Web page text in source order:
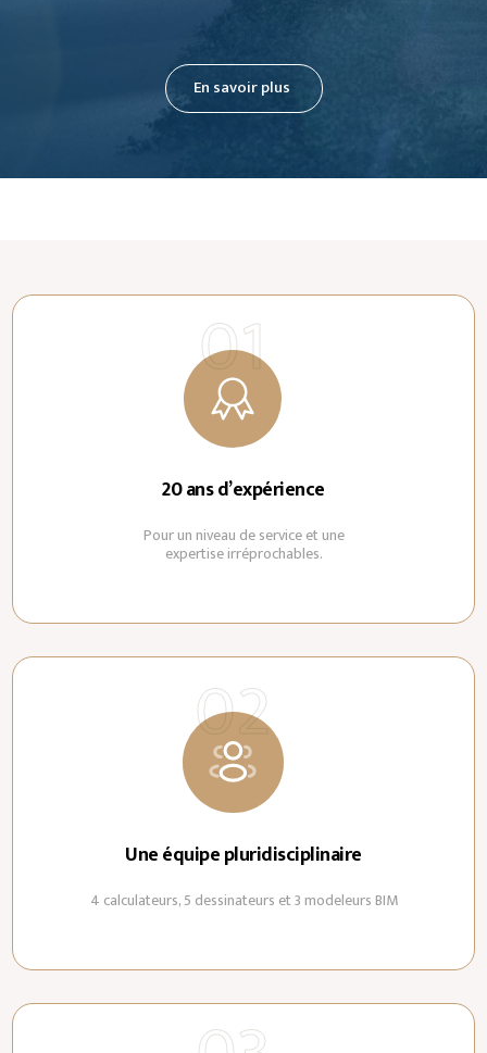
En savoir plus
20 ans d’expérience
Pour un niveau de service et une
expertise irréprochables.
Une équipe pluridisciplinaire
4 calculateurs, 5 dessinateurs et 3 modeleurs BIM